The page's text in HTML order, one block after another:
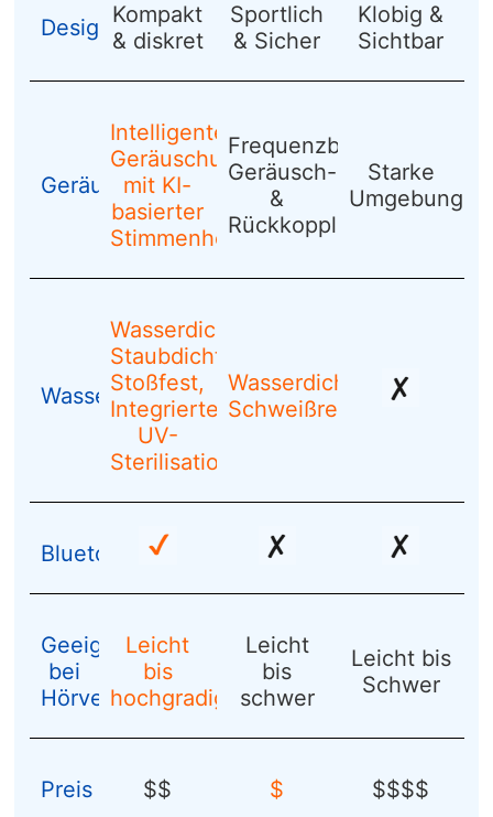
Design Kompakt
& diskret
Sportlich
& Sicher
Klobig &
Sichtbar
Geräuschreduzierung
Intelligente
Geräuschunterdrückung
mit KI-
basierter
Stimmenhervorhebung
Frequenzbasierte
Geräusch-
&
Starke
Wasser-/Schweißresistenz
Wasserdicht,
Staubdicht,
Stoßfest,
Integrierte
UV-
Sterilisation
Wasserdicht,
Schweißresistent
Bluetooth
Geeignet
bei
Hörverlust
Leicht
bis
hochgradig
Leicht
bis
schwer
Leicht bis
Schwer
Preis $$ $ $$$$